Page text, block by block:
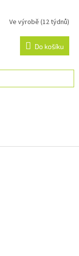
Ve výrobě (12 týdnů)
Do košíku